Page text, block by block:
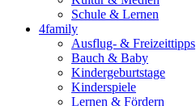
Schule & Lernen
4family
Ausflug- & Freizeittipps
Bauch & Baby
Kindergeburtstage
Kinderspiele
Lernen & Fördern